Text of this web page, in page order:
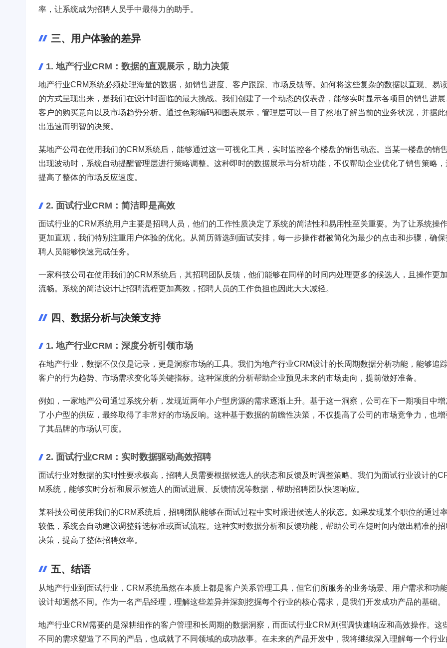
率，让系统成为招聘人员手中最得力的助手。
三、用户体验的差异
1. 地产行业CRM：数据的直观展示，助力决策
地产行业CRM系统必须处理海量的数据，如销售进度、客户跟踪、市场反馈等。如何将这些复杂的数据以直观、易
的方式呈现出来，是我们在设计时面临的最大挑战。我们创建了一个动态的仪表盘，能够实时显示各项目的销售进展
客户的购买意向以及市场趋势分析。通过色彩编码和图表展示，管理层可以一目了然地了解当前的业务状况，并据此
出迅速而明智的决策。
某地产公司在使用我们的CRM系统后，能够通过这一可视化工具，实时监控各个楼盘的销售动态。当某一楼盘的销售
出现波动时，系统自动提醒管理层进行策略调整。这种即时的数据展示与分析功能，不仅帮助企业优化了销售策略，
提高了整体的市场反应速度。
2. 面试行业CRM：简洁即是高效
面试行业的CRM系统用户主要是招聘人员，他们的工作性质决定了系统的简洁性和易用性至关重要。为了让系统操
更加直观，我们特别注重用户体验的优化。从简历筛选到面试安排，每一步操作都被简化为最少的点击和步骤，确保
聘人员能够快速完成任务。
一家科技公司在使用我们的CRM系统后，其招聘团队反馈，他们能够在同样的时间内处理更多的候选人，且操作更加
流畅。系统的简洁设计让招聘流程更加高效，招聘人员的工作负担也因此大大减轻。
四、数据分析与决策支持
1. 地产行业CRM：深度分析引领市场
在地产行业，数据不仅仅是记录，更是洞察市场的工具。我们为地产行业CRM设计的长周期数据分析功能，能够追
客户的行为趋势、市场需求变化等关键指标。这种深度的分析帮助企业预见未来的市场走向，提前做好准备。
例如，一家地产公司通过系统分析，发现近两年小户型房源的需求逐渐上升。基于这一洞察，公司在下一期项目中增
了小户型的供应，最终取得了非常好的市场反响。这种基于数据的前瞻性决策，不仅提高了公司的市场竞争力，也增
了其品牌的市场认可度。
2. 面试行业CRM：实时数据驱动高效招聘
面试行业对数据的实时性要求极高，招聘人员需要根据候选人的状态和反馈及时调整策略。我们为面试行业设计的
M系统，能够实时分析和展示候选人的面试进展、反馈情况等数据，帮助招聘团队快速响应。
某科技公司使用我们的CRM系统后，招聘团队能够在面试过程中实时跟进候选人的状态。如果发现某个职位的通过
较低，系统会自动建议调整筛选标准或面试流程。这种实时数据分析和反馈功能，帮助公司在短时间内做出精准的招
决策，提高了整体招聘效率。
五、结语
从地产行业到面试行业，CRM系统虽然在本质上都是客户关系管理工具，但它们所服务的业务场景、用户需求和功
设计却迥然不同。作为一名产品经理，理解这些差异并深刻挖掘每个行业的核心需求，是我们开发成功产品的基础。
地产行业CRM需要的是深耕细作的客户管理和长周期的数据洞察，而面试行业CRM则强调快速响应和高效操作。这
不同的需求塑造了不同的产品，也成就了不同领域的成功故事。在未来的产品开发中，我将继续深入理解每一个行业